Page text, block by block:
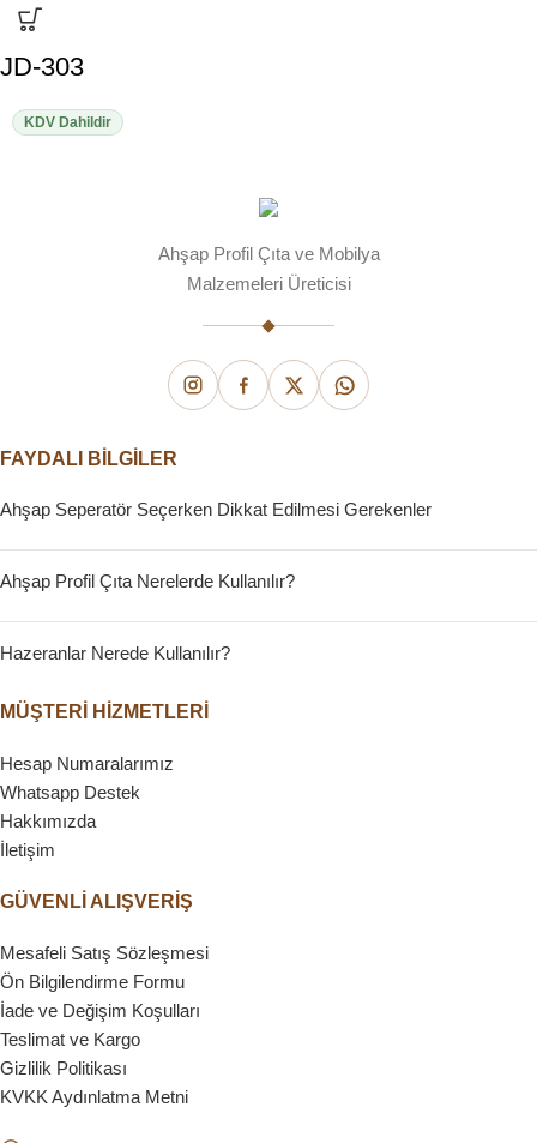
JD-303
KDV Dahildir
Ahşap Profil Çıta ve Mobilya
Malzemeleri Üreticisi
FAYDALI BILGILER
Ahşap Seperatör Seçerken Dikkat Edilmesi Gerekenler
Ahşap Profil Çıta Nerelerde Kullanılır?
Hazeranlar Nerede Kullanılır?
MÜŞTERİ HİZMETLERİ
Hesap Numaralarımız
Whatsapp Destek
Hakkımızda
İletişim
GÜVENLİ ALIŞVERİŞ
Mesafeli Satış Sözleşmesi
Ön Bilgilendirme Formu
İade ve Değişim Koşulları
Teslimat ve Kargo
Gizlilik Politikası
KVKK Aydınlatma Metni